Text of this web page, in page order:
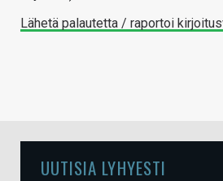
Lähetä palautetta / raportoi
UUTISIA LYHYESTI